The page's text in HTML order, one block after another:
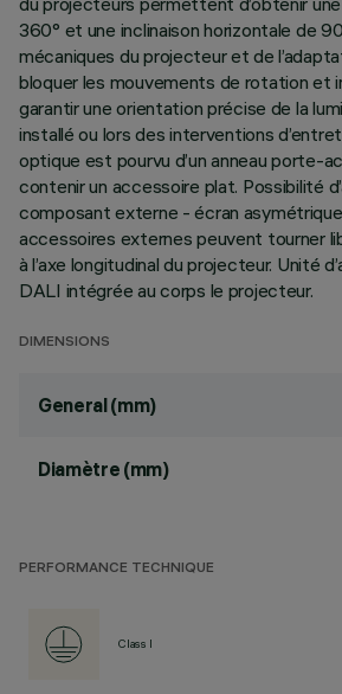
360° et une inclinaison horizontale de
mécaniques du projecteur et de
bloquer les mouvements de rotation et
garantir une orientation précise de la
installé ou lors des interventions
optique est pourvu d’un anneau porte-
contenir un accessoire plat. Possibilité
composant externe - écran
accessoires externes peuvent tourner
à l’axe longitudinal du projecteur. Unité
DALI intégrée au corps le projecteur.
DIMENSIONS
General (mm)
Diamètre (mm)
PERFORMANCE TECHNIQUE
Class I